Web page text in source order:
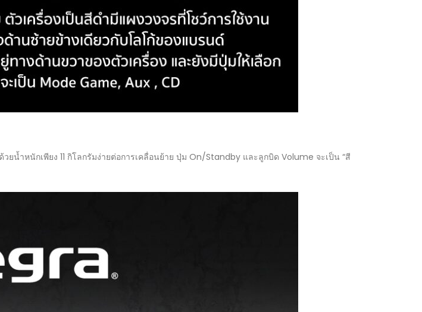
ำหนักเพียง 11 กิโลกรัมง่ายต่อการเคลื่อนย้าย ปุ่ม On/Standby และลูกบิด Volume จะเป็น “สี